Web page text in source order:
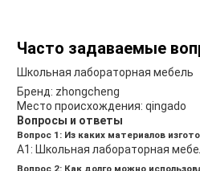
Часто задаваемые
Школьная лабораторная мебель
Бренд: zhongcheng
Место происхождения: qingado
Вопросы и ответы
Вопрос 1: Из каких материалов
A1: Школьная лабораторная